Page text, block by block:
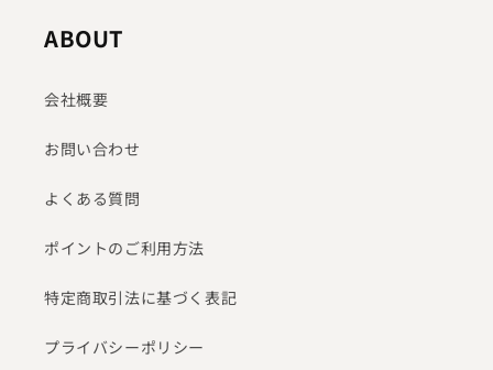
ABOUT
会社概要
お問い合わせ
よくある質問
ポイントのご利用方法
特定商取引法に基づく表記
プライバシーポリシー